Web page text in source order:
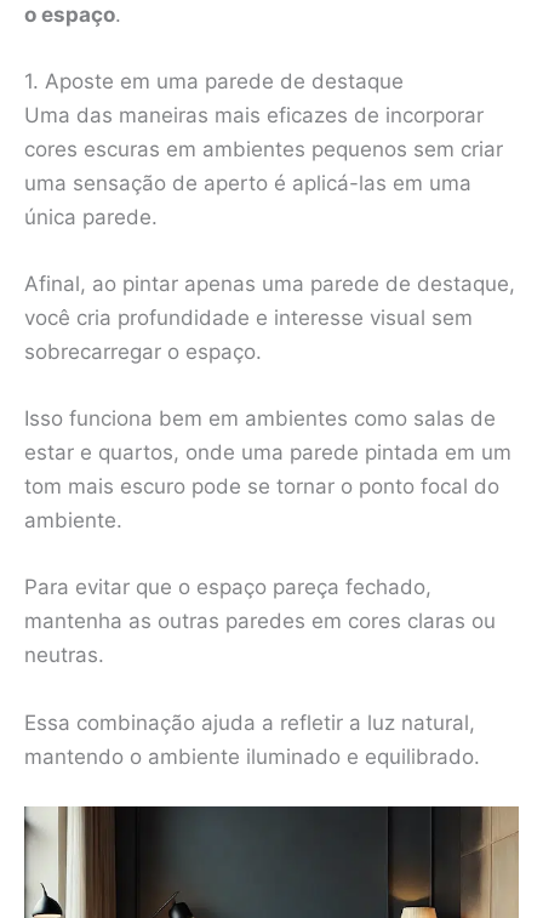
o espaço.
1. Aposte em uma parede de destaque
Uma das maneiras mais eficazes de incorporar
cores escuras em ambientes pequenos sem criar
uma sensação de aperto é aplicá-las em uma
única parede.
Afinal, ao pintar apenas uma parede de destaque,
você cria profundidade e interesse visual sem
sobrecarregar o espaço.
Isso funciona bem em ambientes como salas de
estar e quartos, onde uma parede pintada em um
tom mais escuro pode se tornar o ponto focal do
ambiente.
Para evitar que o espaço pareça fechado,
mantenha as outras paredes em cores claras ou
neutras.
Essa combinação ajuda a refletir a luz natural,
mantendo o ambiente iluminado e equilibrado.